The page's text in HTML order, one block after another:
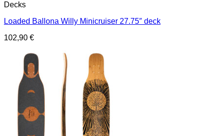
Decks
Loaded Ballona Willy Minicruiser 27.75″ deck
102,90 €